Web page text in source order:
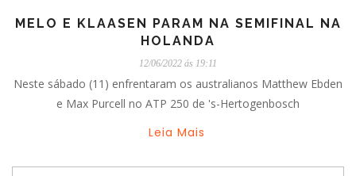
MELO E KLAASEN PARAM NA SEMIFINAL NA
HOLANDA
12/06/2022 ás 19:11
Neste sábado (11) enfrentaram os australianos Matthew Ebden
e Max Purcell no ATP 250 de 's-Hertogenbosch
Leia Mais